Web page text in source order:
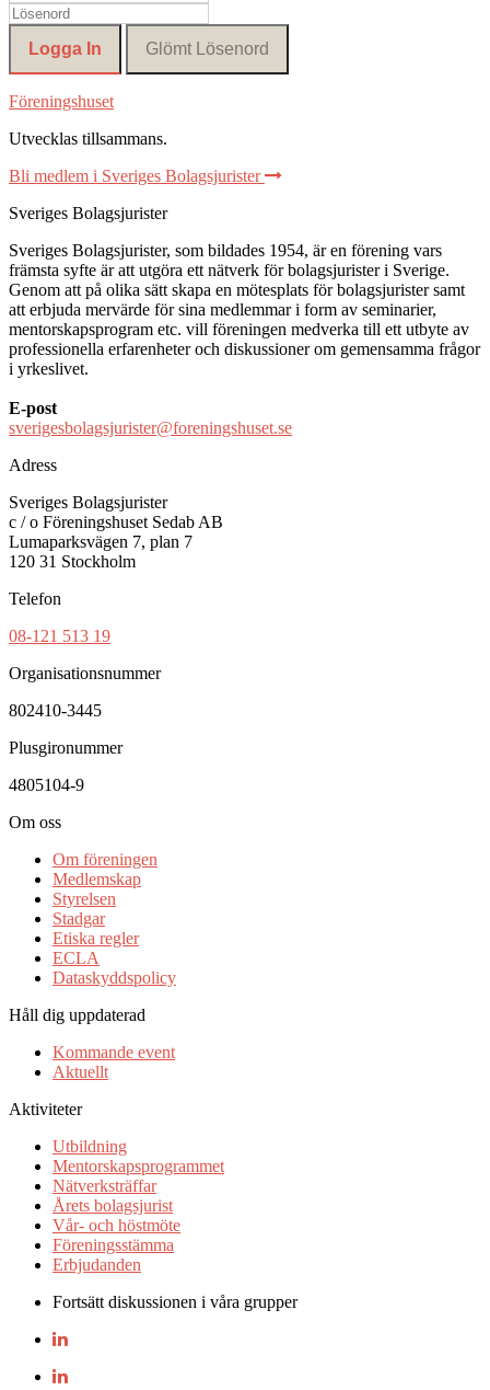
Föreningshuset
Utvecklas tillsammans.
Bli medlem i Sveriges Bolagsjurister
Sveriges Bolagsjurister
Sveriges Bolagsjurister, som bildades 1954, är en förening vars
främsta syfte är att utgöra ett nätverk för bolagsjurister i Sverige.
Genom att på olika sätt skapa en mötesplats för bolagsjurister samt
att erbjuda mervärde för sina medlemmar i form av seminarier,
mentorskapsprogram etc. vill föreningen medverka till ett utbyte av
professionella erfarenheter och diskussioner om gemensamma frågor
i yrkeslivet.
E-post
sverigesbolagsjurister@foreningshuset.se
Adress
Sveriges Bolagsjurister
c / o Föreningshuset Sedab AB
Lumaparksvägen 7, plan 7
120 31 Stockholm
Telefon
08-121 513 19
Organisationsnummer
802410-3445
Plusgironummer
4805104-9
Om oss
Om föreningen
Medlemskap
Styrelsen
Stadgar
Etiska regler
ECLA
Dataskyddspolicy
Håll dig uppdaterad
Kommande event
Aktuellt
Aktiviteter
Utbildning
Mentorskapsprogrammet
Nätverksträffar
Årets bolagsjurist
Vår- och höstmöte
Föreningsstämma
Erbjudanden
Fortsätt diskussionen i våra grupper